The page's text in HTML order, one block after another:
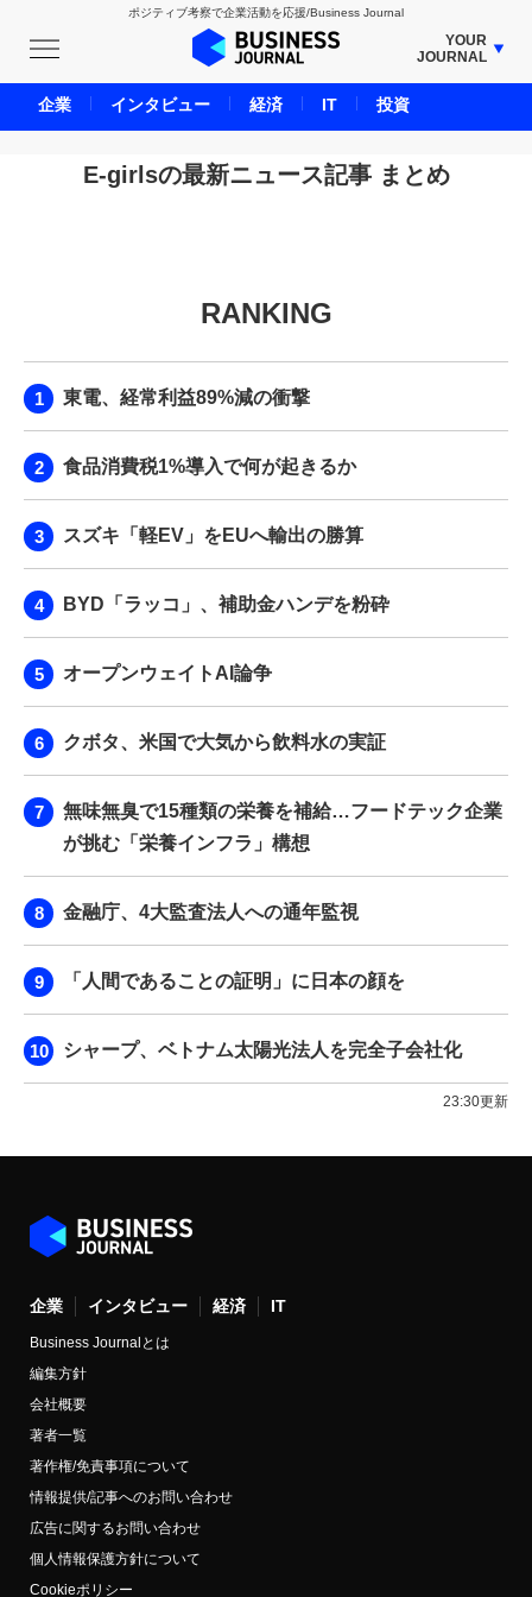
ポジティブ考察で企業活動を応援/Business Journal
YOUR
JOURNAL
BUSINESS JOURNAL
UNICORN JOURNAL
CARBON CREDITS JOURNAL
LIFE ENDING JOURNAL
BPaaS JOURNAL
E-girlsの最新ニュース記事 まとめ
RANKING
東電、経常利益89%減の衝撃
食品消費税1%導入で何が起きるか
スズキ「軽EV」をEUへ輸出の勝算
BYD「ラッコ」、補助金ハンデを粉砕
オープンウェイトAI論争
クボタ、米国で大気から飲料水の実証
無味無臭で15種類の栄養を補給…フードテック企業
が挑む「栄養インフラ」構想
金融庁、4大監査法人への通年監視
「人間であることの証明」に日本の顔を
シャープ、ベトナム太陽光法人を完全子会社化
23:30更新
企業 インタビュー 経済 IT
Business Journalとは
編集方針
会社概要
著者一覧
著作権/免責事項について
情報提供/記事へのお問い合わせ
広告に関するお問い合わせ
個人情報保護方針について
Cookieポリシー
企業 インタビュー 経済 IT 投資